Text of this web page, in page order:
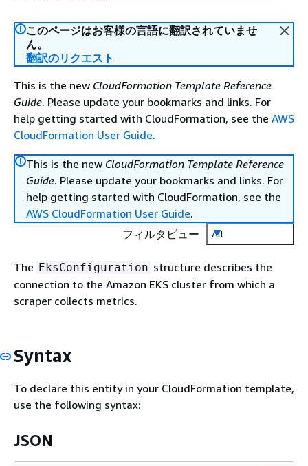
このページはお客様の言語に翻訳されていませ
ん。
翻訳のリクエスト
This is the new CloudFormation Template Reference
Guide. Please update your bookmarks and links. For
help getting started with CloudFormation, see the AWS
CloudFormation User Guide.
This is the new CloudFormation Template Reference
Guide. Please update your bookmarks and links. For
help getting started with CloudFormation, see the
AWS CloudFormation User Guide.
フィルタビュー
All
The EksConfiguration structure describes the
connection to the Amazon EKS cluster from which a
scraper collects metrics.
Syntax
To declare this entity in your CloudFormation template,
use the following syntax:
JSON